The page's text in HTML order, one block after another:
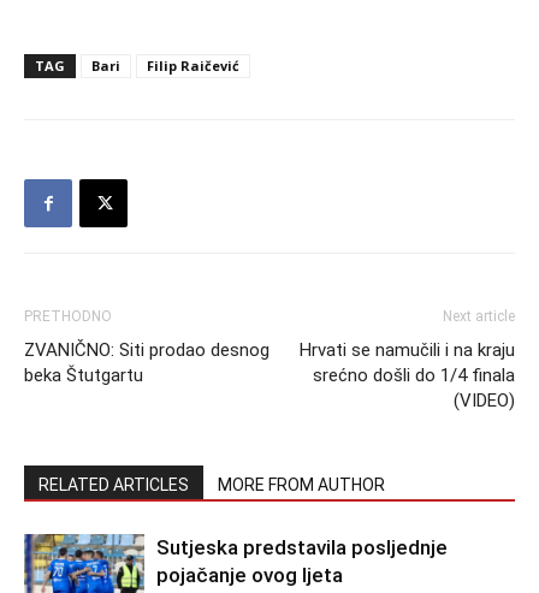
TAG Bari Filip Raičević
PRETHODNO
ZVANIČNO: Siti prodao desnog
beka Štutgartu
Next article
Hrvati se namučili i na kraju
srećno došli do 1/4 finala
(VIDEO)
RELATED ARTICLES MORE FROM AUTHOR
Sutjeska predstavila posljednje
pojačanje ovog ljeta